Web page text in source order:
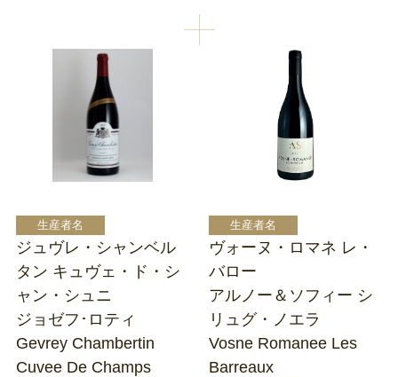
ジュヴレ・シャンベル
タン キュヴェ・ド・シ
ャン・シュニ
ジョゼフ･ロティ
Gevrey Chambertin
Cuvee De Champs
ヴォーヌ・ロマネ レ・
バロー
アルノー＆ソフィー シ
リュグ・ノエラ
Vosne Romanee Les
Barreaux